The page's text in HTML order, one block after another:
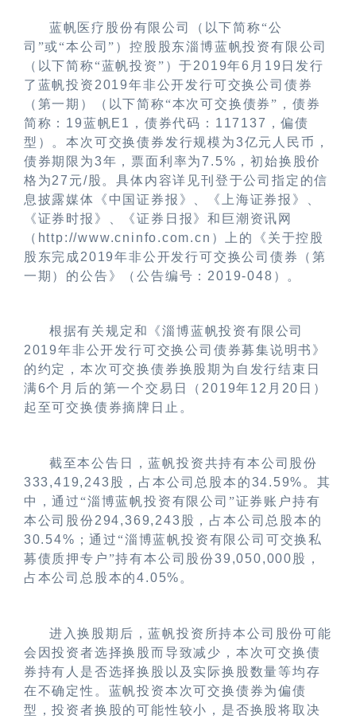
蓝帆医疗股份有限公司（以下简称“公
司 ”或“本公司” ）控股股东淄博蓝帆投资有限公司
（以下简称“蓝帆投资” ）于2019年6 月 19 日发行
了蓝帆投资 2019年非公开发行可交换公司债券
（第一期）（ 以下简称“本次可交换债券” ，债券
简称： 19蓝帆E1 ，债券代码： 117137 ，偏债
型）。本次可交换债券 发行规模为3亿元人民币，
债券期限为3年，票面利率为7.5% ，初始换股价
格为27 元/ 股。具体内容详见刊登于公司指定的信
息披露媒体《中国证券报》、《上海证券报》、
《证券时报》、《证券日报》和巨潮资讯网
（ http://www.cninfo.com.cn ）上的《关于控股
股东完成2019年非公开发行可交换公司债券（第
一期）的公告》（公告编号： 2019-048 ）。
根据有关规定和《淄博蓝帆投资有限公司
2019年非公开发行可交换公司债券募集说明书》
的约定，本次可交换债券换股期为自发行结束日
满6个月后的第一个交易日（ 2019年12 月 20 日）
起至可交换债券摘牌日止 。
截至本公告日，蓝帆投资共持有本公司股份
333,419,243 股，占本公司总股本的34.59% 。其
中，通过“淄博蓝帆投资有限公司 ”证券账户持有
本公司股份 294,369,243 股，占本公司总股本的
30.54% ；通过“淄博蓝帆投资有限公司可交换私
募债质押专户”持有本公司股份39,050,000 股，
占本公司总股本的4.05% 。
进入换股期后，蓝帆投资所持本公司股份可能
会因投资者选择换股而导致减少， 本次可交换债
券持有人是否选择换股以及实际换股数量等均存
在不确定性。蓝帆投资本次可交换债券为偏债
型，投资者换股的可能性较小，是否换股将取决